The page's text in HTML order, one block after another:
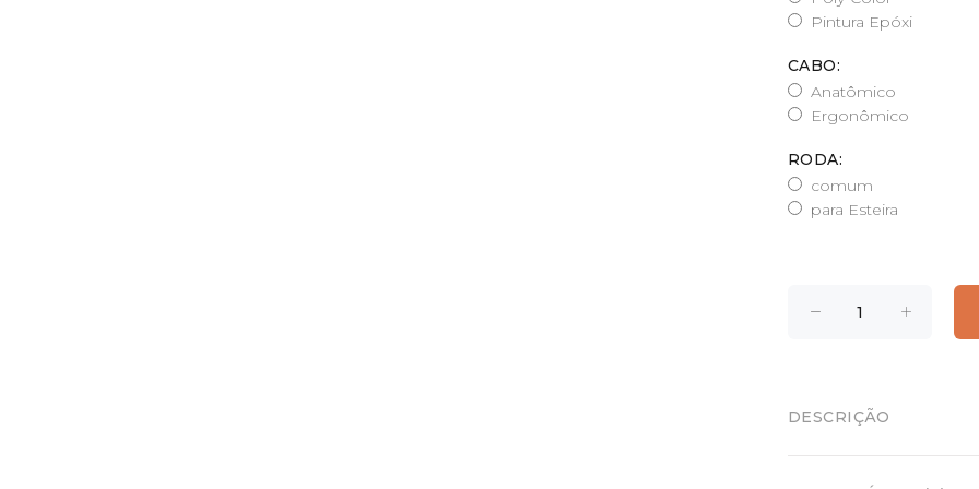
Pintura Epóxi
CABO:
Anatômico
Ergonômico
RODA:
comum
para Esteira
DESCRIÇÃO